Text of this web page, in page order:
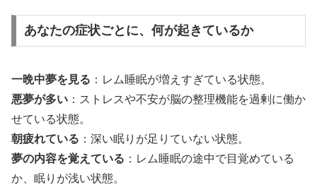
あなたの症状ごとに、何が起きているか
一晩中夢を見る ：レム睡眠が増えすぎている状態。
悪夢が多い ：ストレスや不安が脳の整理機能を過剰に働か
せている状態。
朝疲れている ：深い眠りが足りていない状態。
夢の内容を覚えている ：レム睡眠の途中で目覚めている
か、眠りが浅い状態。